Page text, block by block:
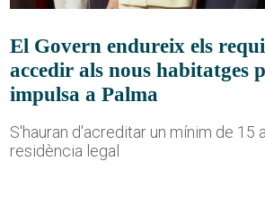
El Govern endureix els
accedir als nous habitatges
impulsa a Palma
S'hauran d'acreditar un mínim de 15
residència legal